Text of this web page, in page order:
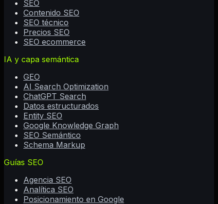
SEO
Contenido SEO
SEO técnico
Precios SEO
SEO ecommerce
IA y capa semántica
GEO
AI Search Optimization
ChatGPT Search
Datos estructurados
Entity SEO
Google Knowledge Graph
SEO Semántico
Schema Markup
Guías SEO
Agencia SEO
Analítica SEO
Posicionamiento en Google